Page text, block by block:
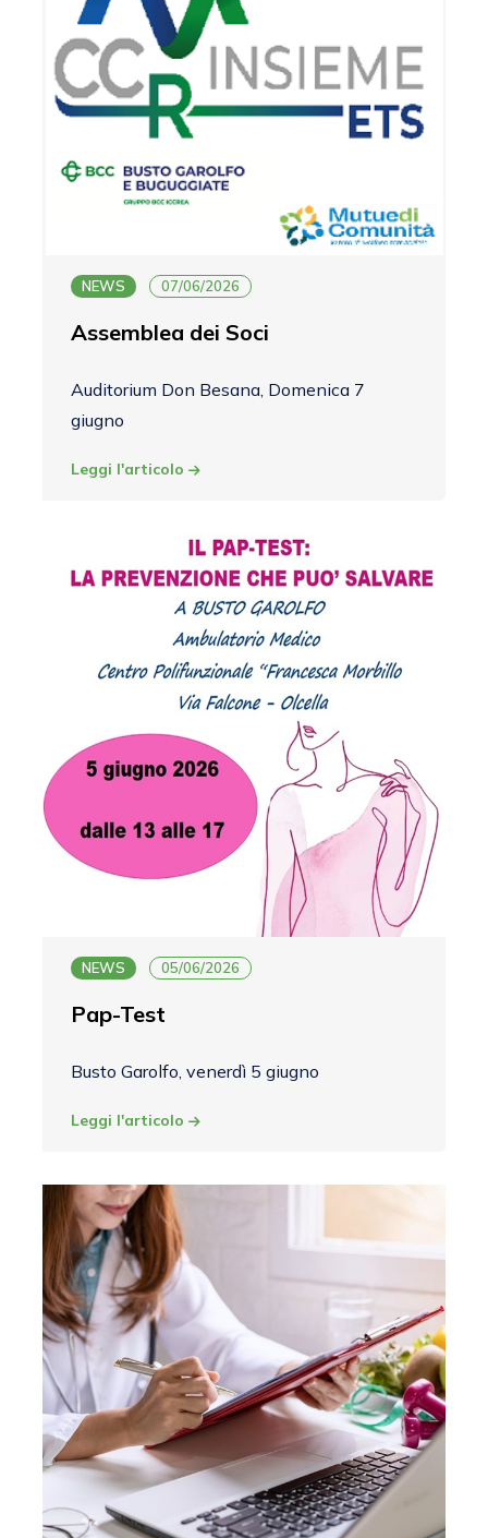
NEWS 07/06/2026
Assemblea dei Soci
Auditorium Don Besana, Domenica 7
giugno
Leggi l'articolo
NEWS 05/06/2026
Pap-Test
Busto Garolfo, venerdì 5 giugno
Leggi l'articolo